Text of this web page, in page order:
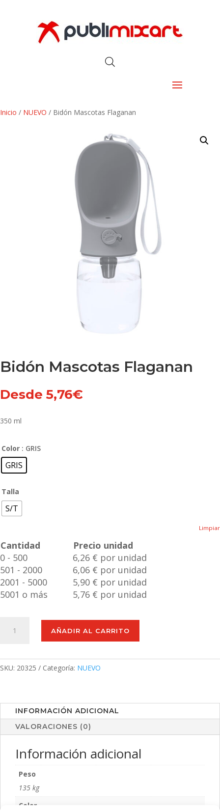
Inicio / NUEVO / Bidón Mascotas Flaganan
Bidón Mascotas Flaganan
Desde 5,76€
350 ml
Color : GRIS
GRIS
Talla
S/T
Limpiar
Cantidad
Precio unidad
0 - 500
6,26 € por unidad
501 - 2000
6,06 € por unidad
2001 - 5000
5,90 € por unidad
5001 o más
5,76 € por unidad
Mascotas
AÑADIR AL CARRITO
SKU: 20325 Categoría: NUEVO
INFORMACIÓN ADICIONAL
VALORACIONES (0)
Información adicional
Peso
135 kg
Color